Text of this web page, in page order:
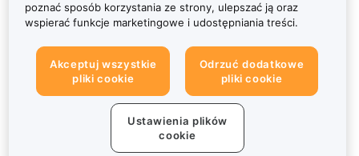
poznać sposób korzystania ze strony, ulepszać ją oraz
wspierać funkcje marketingowe i udostępniania treści.
Akceptuj wszystkie
pliki cookie
Odrzuć dodatkowe
pliki cookie
Ustawienia plików
cookie